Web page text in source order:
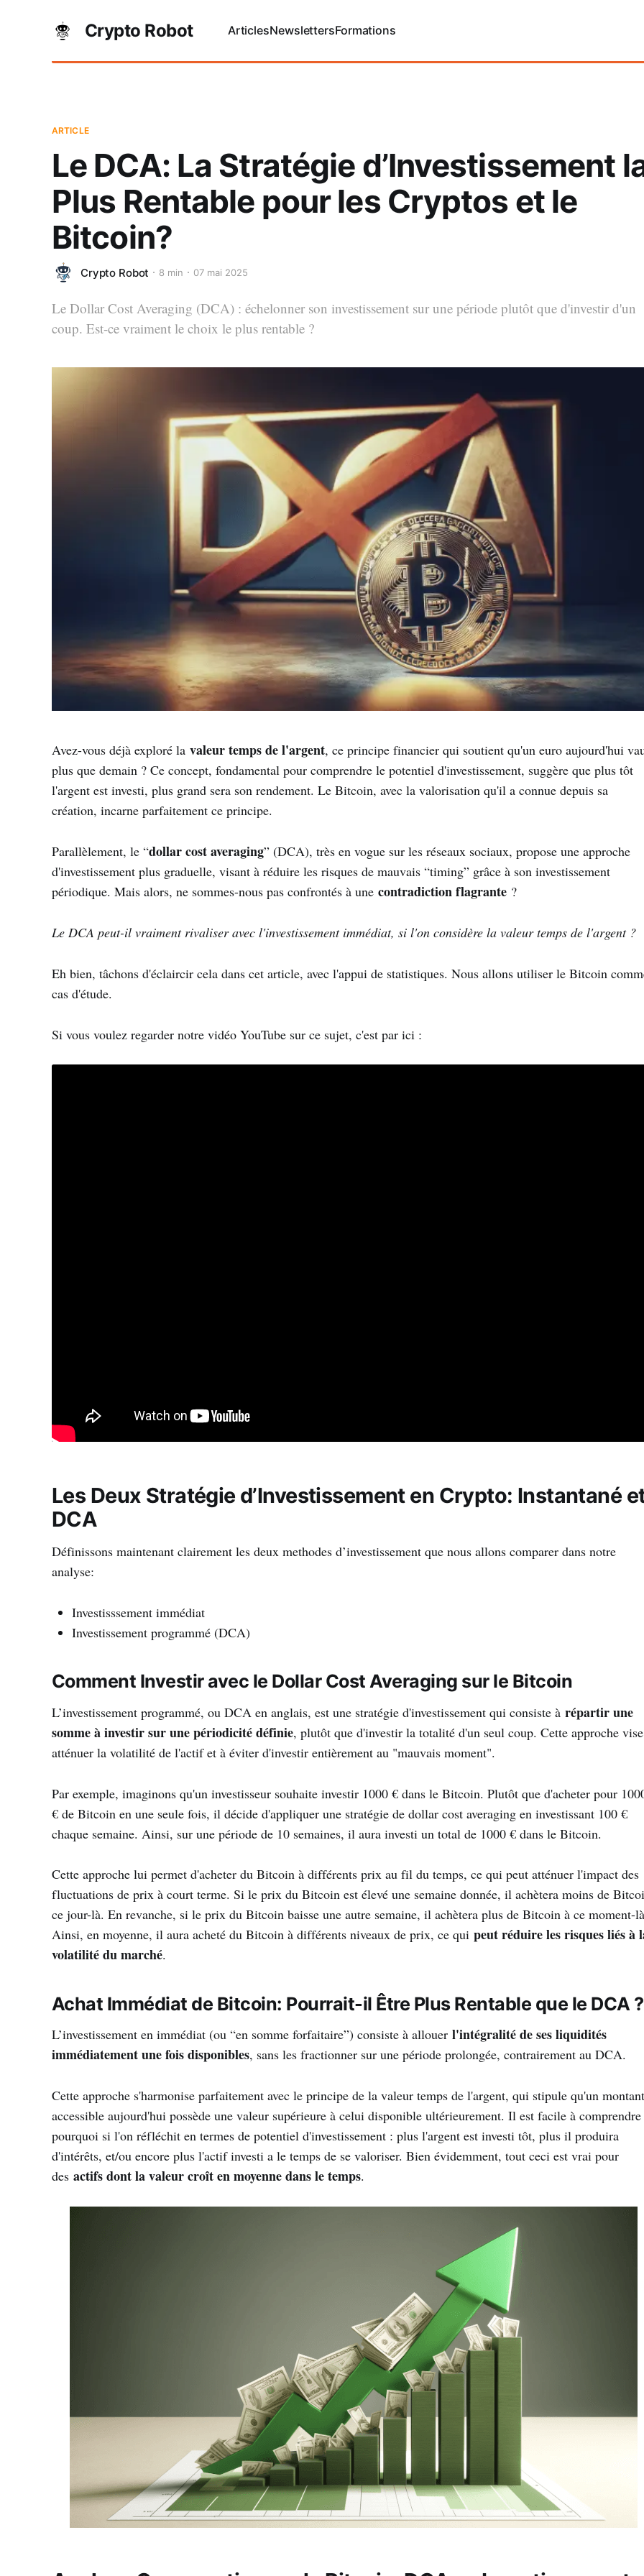
Crypto Robot ArticlesNewslettersFormations
ARTICLE
Le DCA: La Stratégie d’Investissement
Plus Rentable pour les Cryptos et le
Bitcoin?
Crypto Robot 8 min 07 mai 2025
Le Dollar Cost Averaging (DCA) : échelonner son investissement sur une période plutôt que d'investir d'un
coup. Est-ce vraiment le choix le plus rentable ?
Avez-vous déjà exploré la valeur temps de l'argent, ce principe financier qui soutient qu'un euro aujourd'hui
plus que demain ? Ce concept, fondamental pour comprendre le potentiel d'investissement, suggère que plus tôt
l'argent est investi, plus grand sera son rendement. Le Bitcoin, avec la valorisation qu'il a connue depuis sa
création, incarne parfaitement ce principe.
Parallèlement, le “dollar cost averaging” (DCA), très en vogue sur les réseaux sociaux, propose une approche
d'investissement plus graduelle, visant à réduire les risques de mauvais “timing” grâce à son investissement
périodique. Mais alors, ne sommes-nous pas confrontés à une contradiction flagrante ?
Le DCA peut-il vraiment rivaliser avec l'investissement immédiat, si l'on considère la valeur temps de l'argent ?
Eh bien, tâchons d'éclaircir cela dans cet article, avec l'appui de statistiques. Nous allons utiliser le Bitcoin
cas d'étude.
Si vous voulez regarder notre vidéo YouTube sur ce sujet, c'est par ici :
Les Deux Stratégie d’Investissement en Crypto: Instantané
DCA
Définissons maintenant clairement les deux methodes d’investissement que nous allons comparer dans notre
analyse:
Investisssement immédiat
Investissement programmé (DCA)
Comment Investir avec le Dollar Cost Averaging sur le Bitcoin
L’investissement programmé, ou DCA en anglais, est une stratégie d'investissement qui consiste à répartir une
somme à investir sur une périodicité définie, plutôt que d'investir la totalité d'un seul coup. Cette approche
atténuer la volatilité de l'actif et à éviter d'investir entièrement au "mauvais moment".
Par exemple, imaginons qu'un investisseur souhaite investir 1000 € dans le Bitcoin. Plutôt que d'acheter pour
€ de Bitcoin en une seule fois, il décide d'appliquer une stratégie de dollar cost averaging en investissant 100 €
chaque semaine. Ainsi, sur une période de 10 semaines, il aura investi un total de 1000 € dans le Bitcoin.
Cette approche lui permet d'acheter du Bitcoin à différents prix au fil du temps, ce qui peut atténuer l'impact des
fluctuations de prix à court terme. Si le prix du Bitcoin est élevé une semaine donnée, il achètera moins de
ce jour-là. En revanche, si le prix du Bitcoin baisse une autre semaine, il achètera plus de Bitcoin à ce moment-
Ainsi, en moyenne, il aura acheté du Bitcoin à différents niveaux de prix, ce qui peut réduire les risques liés à
volatilité du marché.
Achat Immédiat de Bitcoin: Pourrait-il Être Plus Rentable que le DCA ?
L’investissement en immédiat (ou “en somme forfaitaire”) consiste à allouer l'intégralité de ses liquidités
immédiatement une fois disponibles, sans les fractionner sur une période prolongée, contrairement au DCA.
Cette approche s'harmonise parfaitement avec le principe de la valeur temps de l'argent, qui stipule qu'un montant
accessible aujourd'hui possède une valeur supérieure à celui disponible ultérieurement. Il est facile à comprendre
pourquoi si l'on réfléchit en termes de potentiel d'investissement : plus l'argent est investi tôt, plus il produira
d'intérêts, et/ou encore plus l'actif investi a le temps de se valoriser. Bien évidemment, tout ceci est vrai pour
des actifs dont la valeur croît en moyenne dans le temps.